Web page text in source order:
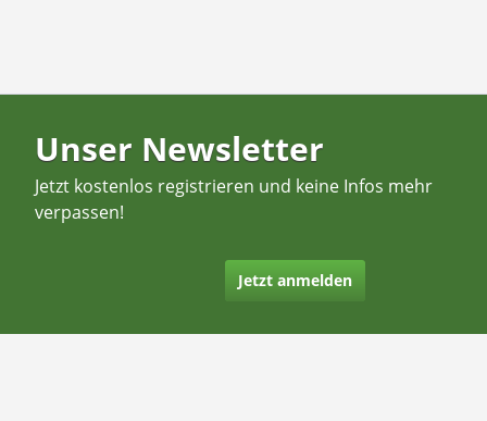
Unser Newsletter
Jetzt kostenlos registrieren und keine Infos mehr
verpassen!
Jetzt anmelden